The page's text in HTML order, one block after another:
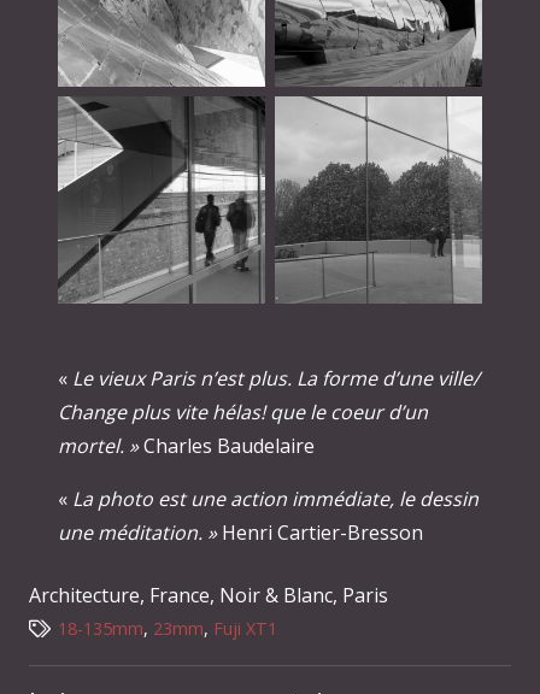
« Le vieux Paris n’est plus. La forme d’une ville/
Change plus vite hélas! que le coeur d’un
mortel. »Charles Baudelaire
« La photo est une action immédiate, le dessin
une méditation. »Henri Cartier-Bresson
Architecture, France, Noir & Blanc, Paris
18-135mm, 23mm, Fuji XT1